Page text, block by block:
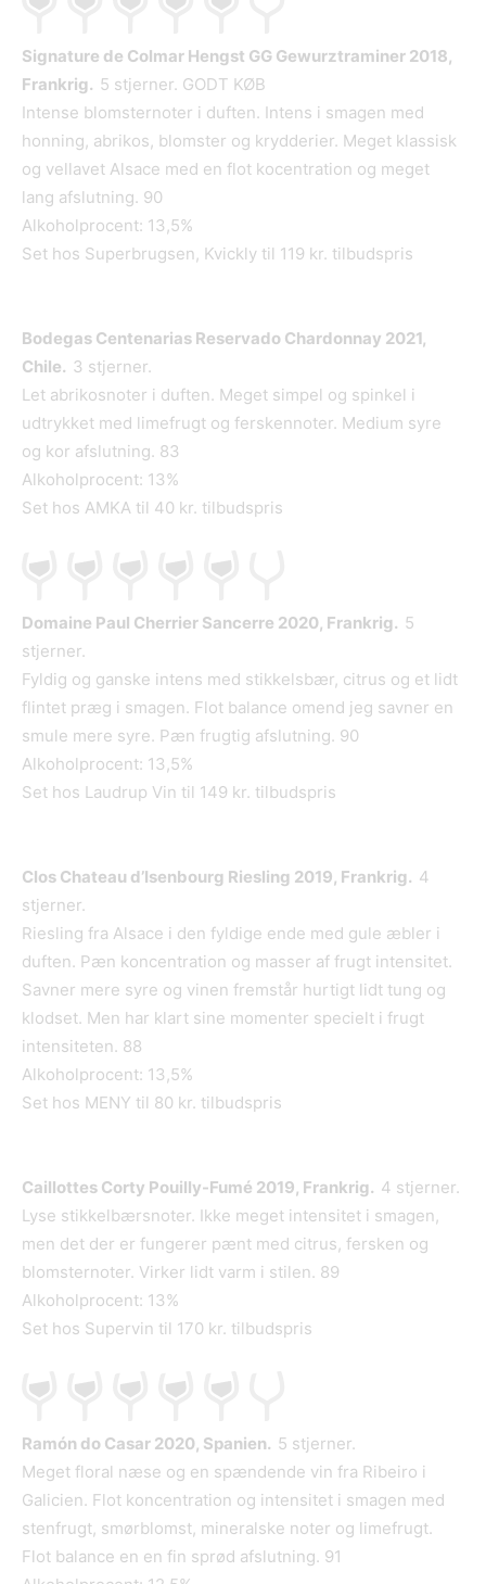
Signature de Colmar Hengst GG Gewurztraminer 2018,
Frankrig. 5 stjerner. GODT KØB
Intense blomsternoter i duften. Intens i smagen med
honning, abrikos, blomster og krydderier. Meget klassisk
og vellavet Alsace med en flot kocentration og meget
lang afslutning. 90
Alkoholprocent: 13,5%
Set hos Superbrugsen, Kvickly til 119 kr. tilbudspris
Bodegas Centenarias Reservado Chardonnay 2021,
Chile. 3 stjerner.
Let abrikosnoter i duften. Meget simpel og spinkel i
udtrykket med limefrugt og ferskennoter. Medium syre
og kor afslutning. 83
Alkoholprocent: 13%
Set hos AMKA til 40 kr. tilbudspris
Domaine Paul Cherrier Sancerre 2020, Frankrig. 5
stjerner.
Fyldig og ganske intens med stikkelsbær, citrus og et lidt
flintet præg i smagen. Flot balance omend jeg savner en
smule mere syre. Pæn frugtig afslutning. 90
Alkoholprocent: 13,5%
Set hos Laudrup Vin til 149 kr. tilbudspris
Clos Chateau d’Isenbourg Riesling 2019, Frankrig. 4
stjerner.
Riesling fra Alsace i den fyldige ende med gule æbler i
duften. Pæn koncentration og masser af frugt intensitet.
Savner mere syre og vinen fremstår hurtigt lidt tung og
klodset. Men har klart sine momenter specielt i frugt
intensiteten. 88
Alkoholprocent: 13,5%
Set hos MENY til 80 kr. tilbudspris
Caillottes Corty Pouilly-Fumé 2019, Frankrig. 4 stjerner.
Lyse stikkelbærsnoter. Ikke meget intensitet i smagen,
men det der er fungerer pænt med citrus, fersken og
blomsternoter. Virker lidt varm i stilen. 89
Alkoholprocent: 13%
Set hos Supervin til 170 kr. tilbudspris
Ramón do Casar 2020, Spanien. 5 stjerner.
Meget floral næse og en spændende vin fra Ribeiro i
Galicien. Flot koncentration og intensitet i smagen med
stenfrugt, smørblomst, mineralske noter og limefrugt.
Flot balance en en fin sprød afslutning. 91